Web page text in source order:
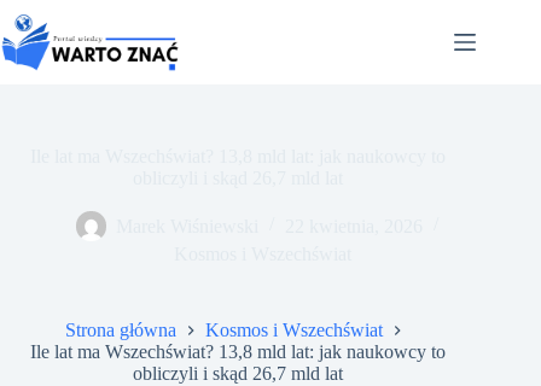
do
treści
Strona główna
Kosmos i Wszechświat
Ile lat ma Wszechświat? 13,8 mld lat: jak naukowcy to
obliczyli i skąd 26,7 mld lat